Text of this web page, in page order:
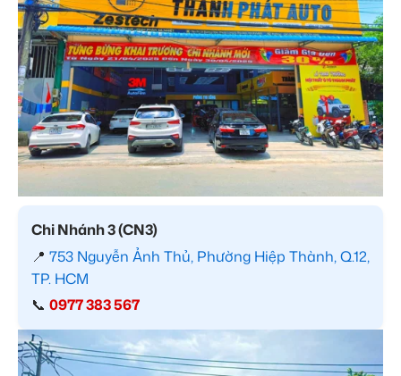
Chi Nhánh 3 (CN3)
📍 753 Nguyễn Ảnh Thủ, Phường Hiệp Thành, Q.12,
TP. HCM
📞 0977 383 567